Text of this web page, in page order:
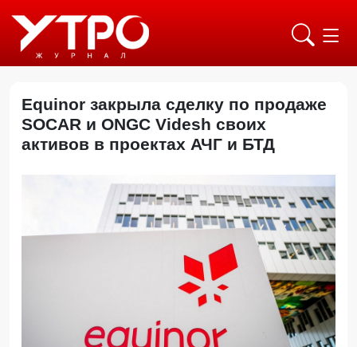
Equinor закрыла сделку по продаже
SOCAR и ONGC Videsh своих
активов в проектах АЧГ и БТД